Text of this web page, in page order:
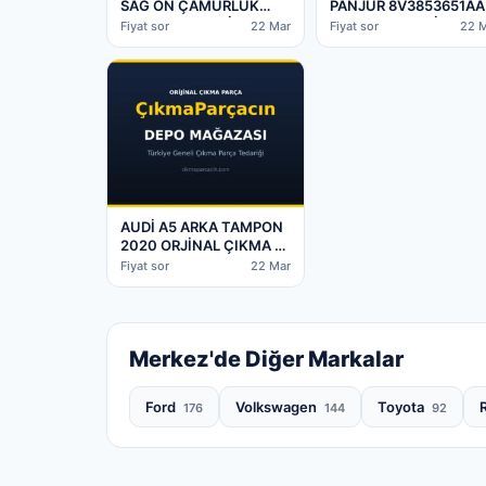
SAĞ ÖN ÇAMURLUK
8V0821105 ORJİNAL
ÇIKMA – Batman Çıkma
Parça
Fiyat sor 22 Mar
PANJUR 8V3853651AA
2016-2019 ORJİNAL
ÇIKMA – Batman
Fiyat sor 22
AUDİ A5 ARKA TAMPON
2020 ORJİNAL ÇIKMA –
Batman Çıkma Parça
Fiyat sor 22 Mar
Merkez'de Diğer Markalar
Ford 176 Volkswagen 144 Toyota 92